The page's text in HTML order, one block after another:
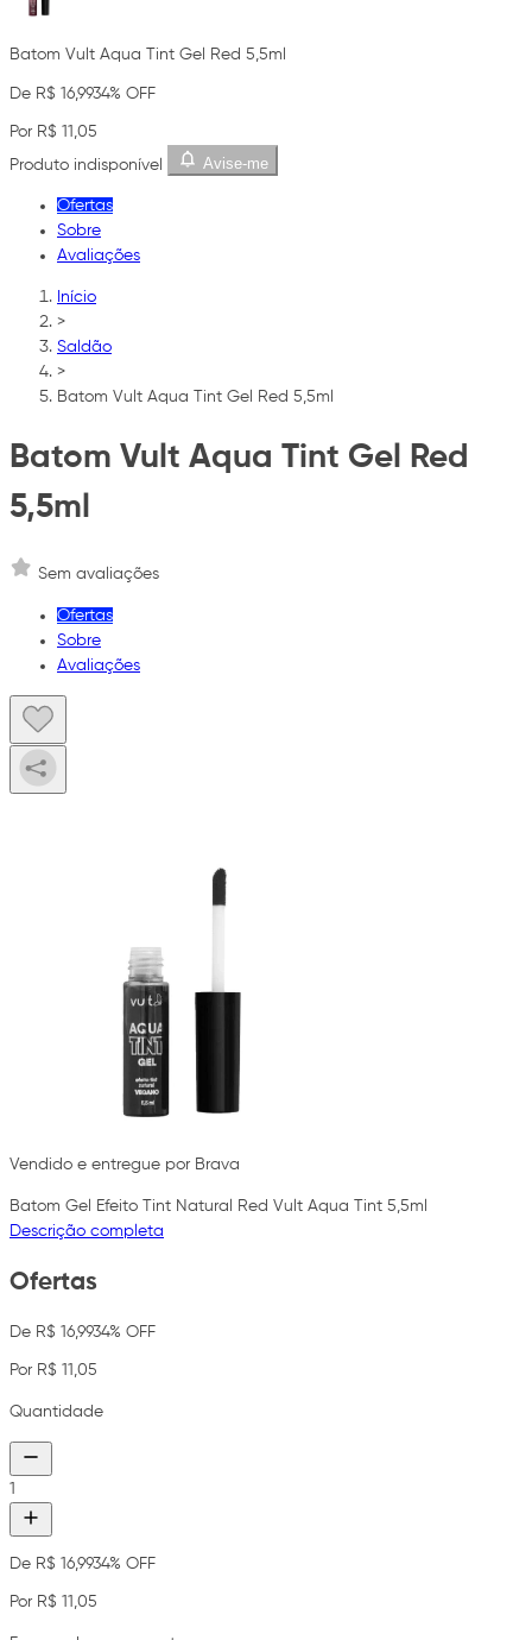
Batom Vult Aqua Tint Gel Red 5,5ml
De R$ 16,9934% OFF
Por R$ 11,05
Produto indisponível
Avise-me
Ofertas
Sobre
Avaliações
Início
>
Saldão
>
Batom Vult Aqua Tint Gel Red 5,5ml
Batom Vult Aqua Tint Gel Red
5,5ml
Sem avaliações
Ofertas
Sobre
Avaliações
Vendido e entregue por Brava
Batom Gel Efeito Tint Natural Red Vult Aqua Tint 5,5ml
Descrição completa
Ofertas
De R$ 16,9934% OFF
Por R$ 11,05
Quantidade
1
De R$ 16,9934% OFF
Por R$ 11,05